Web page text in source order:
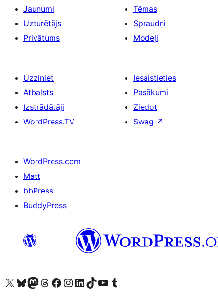
Jaunumi
Uzturētājs
Privātums
Tēmas
Spraudņi
Modeļi
Uzziniet
Atbalsts
Izstrādātāji
WordPress.TV
Iesaistieties
Pasākumi
Ziedot
Swag ↗
WordPress.com
Matt
bbPress
BuddyPress
Apmeklējiet mūsu X (agrāk Twitter) kontu
Apmeklējiet mūsu Bluesky kontu
Apmeklējiet mūsu Mastodon kontu
Apmeklējiet mūsu Threads kontu
Apmeklējiet mūsu Facebook lapuApmeklējiet mūsu Instagram kontu
Apmeklējiet mūsu LinkedIn kontu
Apmeklējiet mūsu TikTok kontu
Apmeklējiet mūsu YouTube kanālu
Apmeklējiet mūsu Tumblr kontu